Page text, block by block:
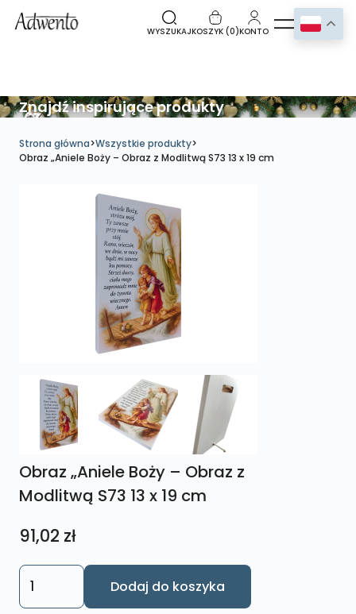
WYSZUKAJKOSZYK (0)KONTO
Znajdź inspirujące produkty
Strona główna>Wszystkie produkty>
Obraz „Aniele Boży – Obraz z Modlitwą S73 13 x 19 cm
Obraz „Aniele Boży – Obraz z
Modlitwą S73 13 x 19 cm
91,02 zł
ilość
Obraz
Dodaj do koszyka